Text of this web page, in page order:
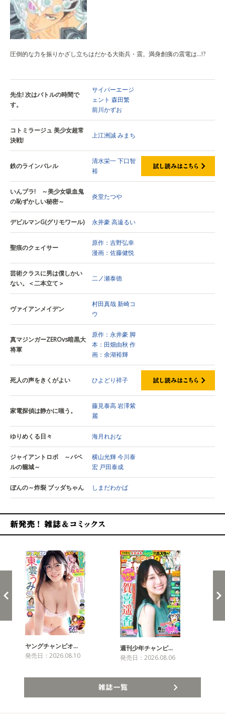
圧倒的な力を振りかざし立ちはだかる大衛兵・震。満身創痍の震電は…!?
先生! 次はバトルの時間で
す。
サイバーエージ
ェント 森田繁
前川かずお
コトミラージュ 美少女超常
決戦!
上江洲誠みまち
鉄のラインバレル
清水栄一下口智
裕
いんブラ! ～美少女吸血鬼
の恥ずかしい秘密～
炎堂たつや
デビルマンG(グリモワール) 永井豪高遠るい
聖痕のクェイサー
原作：吉野弘幸
漫画：佐藤健悦
芸術クラスに男は僕しかい
ない。＜二本立て＞
二ノ瀬泰徳
ヴァイアンメイデン
村田真哉新崎コ
ウ
真マジンガーZEROvs暗黒大
将軍
原作：永井豪 脚
本：田畑由秋 作
画：余湖裕輝
死人の声をきくがよい ひよどり祥子
家電探偵は静かに嗤う。
藤見泰高岩澤紫
麗
ゆりめくる日々 海月れおな
ジャイアントロボ ～バベ
ルの籠城～
横山光輝今川泰
宏 戸田泰成
ぼんの～炸裂 ブッダちゃん しまだわかば
ヤングチャンピオ…
発売日：2026.08.10
週刊少年チャンピ…
発売日：2026.08.06